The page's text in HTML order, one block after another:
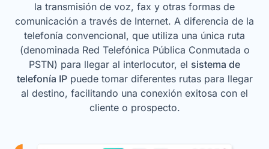
la transmisión de voz, fax y otras formas de
comunicación a través de Internet. A diferencia de la
telefonía convencional, que utiliza una única ruta
(denominada Red Telefónica Pública Conmutada o
PSTN) para llegar al interlocutor, el sistema de
telefonía IPpuede tomar diferentes rutas para llegar
al destino, facilitando una conexión exitosa con el
cliente o prospecto.